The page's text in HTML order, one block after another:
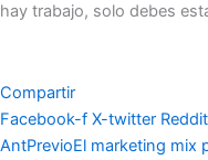
hay trabajo, solo debes
Compartir
Facebook-f X-twitter Reddit
AntPrevioEl marketing mix